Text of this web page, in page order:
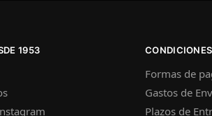
1953 CONDICIONES
Formas de
Gastos de
Plazos de